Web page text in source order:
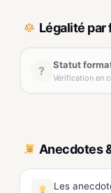
Légalité par
? Statut
Vérification en
Anecdotes
Les